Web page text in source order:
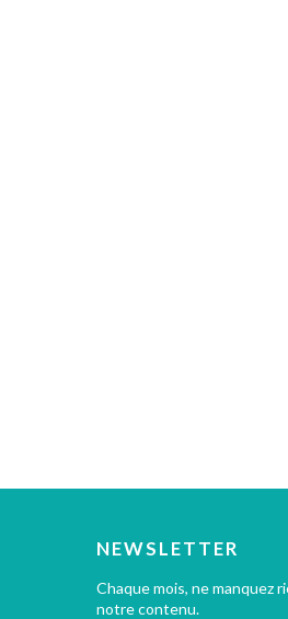
NEWSLETTER
Chaque mois, ne manquez
notre contenu.